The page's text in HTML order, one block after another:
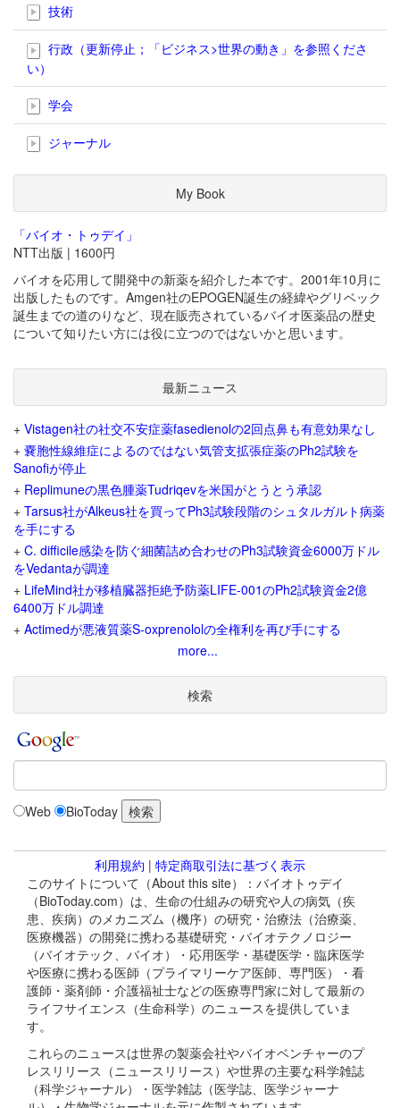
技術
行政（更新停止；「ビジネス>世界の動き」を参照くださ
い）
学会
ジャーナル
My Book
「バイオ・トゥデイ」
NTT出版 | 1600円
バイオを応用して開発中の新薬を紹介した本です。2001年10月に
出版したものです。Amgen社のEPOGEN誕生の経緯やグリベック
誕生までの道のりなど、現在販売されているバイオ医薬品の歴史
について知りたい方には役に立つのではないかと思います。
最新ニュース
+ Vistagen社の社交不安症薬fasedienolの2回点鼻も有意効果なし
+ 嚢胞性線維症によるのではない気管支拡張症薬のPh2試験を
Sanofiが停止
+ Replimuneの黒色腫薬Tudriqevを米国がとうとう承認
+ Tarsus社がAlkeus社を買ってPh3試験段階のシュタルガルト病薬
を手にする
+ C. difficile感染を防ぐ細菌詰め合わせのPh3試験資金6000万ドル
をVedantaが調達
+ LifeMind社が移植臓器拒絶予防薬LIFE-001のPh2試験資金2億
6400万ドル調達
+ Actimedが悪液質薬S-oxprenololの全権利を再び手にする
more...
検索
Web BioToday
利用規約 | 特定商取引法に基づく表示
このサイトについて（About this site）：バイオトゥデイ
（BioToday.com）は、生命の仕組みの研究や人の病気（疾
患、疾病）のメカニズム（機序）の研究・治療法（治療薬、
医療機器）の開発に携わる基礎研究・バイオテクノロジー
（バイオテック、バイオ）・応用医学・基礎医学・臨床医学
や医療に携わる医師（プライマリーケア医師、専門医）・看
護師・薬剤師・介護福祉士などの医療専門家に対して最新の
ライフサイエンス（生命科学）のニュースを提供していま
す。
これらのニュースは世界の製薬会社やバイオベンチャーのプ
レスリリース（ニュースリリース）や世界の主要な科学雑誌
（科学ジャーナル）・医学雑誌（医学誌、医学ジャーナ